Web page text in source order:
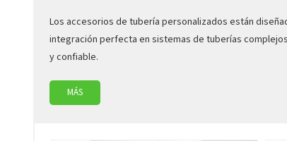
Los accesorios de tubería personalizados están
integración perfecta en sistemas de tuberías
y confiable.
MÁS